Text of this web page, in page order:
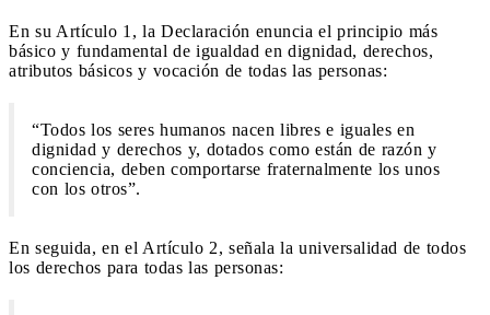
En su Artículo 1, la Declaración enuncia el principio más
básico y fundamental de igualdad en dignidad, derechos,
atributos básicos y vocación de todas las personas:
“Todos los seres humanos nacen libres e iguales en
dignidad y derechos y, dotados como están de razón y
conciencia, deben comportarse fraternalmente los unos
con los otros”.
En seguida, en el Artículo 2, señala la universalidad de todos
los derechos para todas las personas: